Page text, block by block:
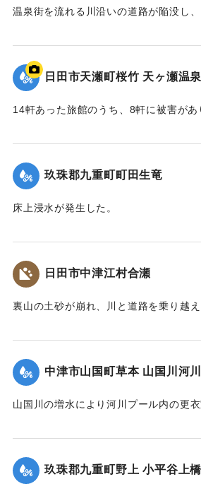
温泉街を流れる川沿いの道路が陥没し
2020/7/6｜固有コード:
日田市天瀬町桜竹 天ヶ瀬温泉
14軒あった旅館のうち、8軒に被害が
た。
｜固有コード:01215073
玖珠郡九重町町田生竜
床上浸水が発生した。
2020/7/6｜固有コード:01215069
日田市中津江村合瀬
裏山の土砂が崩れ、川と道路を乗り越
中津市山国町草本 山国川河
山国川の増水により河川プール内の更
害が出た。
2020/7/6｜固有コード:01215071
玖珠郡九重町野上 小平谷上橋